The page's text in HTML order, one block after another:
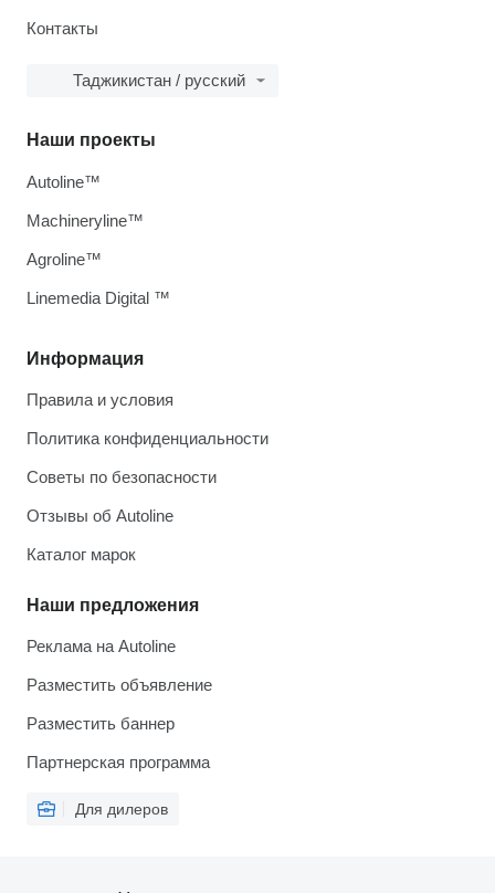
Контакты
Таджикистан / русский
Информация
Правила и условия
Политика конфиденциальности
Советы по безопасности
Отзывы об Autoline
Каталог марок
Наши предложения
Реклама на Autoline
Разместить объявление
Разместить баннер
Партнерская программа
Для дилеров
Наши проекты
Autoline™
Machineryline™
Agroline™
Linemedia Digital ™